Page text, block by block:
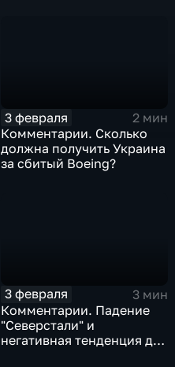
3 февраля
2 мин
Комментарии. Сколько
должна получить Украина
за сбитый Boeing?
3 февраля
3 мин
Комментарии. Падение
"Северстали" и
негативная тенденция для